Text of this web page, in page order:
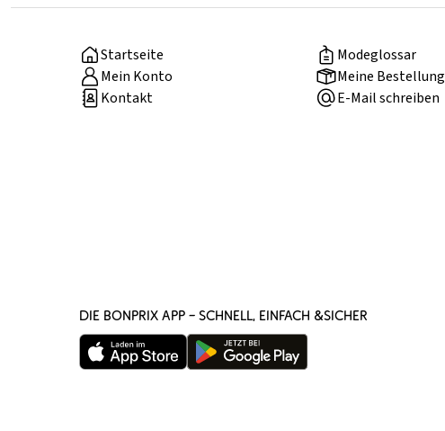
Startseite
Modeglossar
Mein Konto
Meine Bestellung
Kontakt
E-Mail schreiben
DIE BONPRIX APP – SCHNELL, EINFACH &SICHER